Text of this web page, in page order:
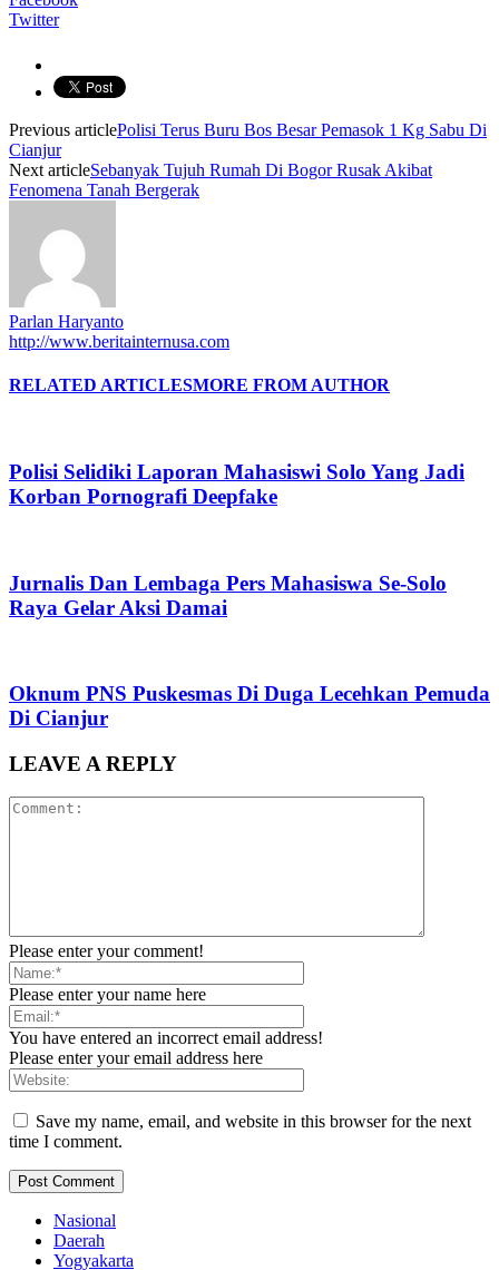
Twitter
Previous articlePolisi Terus Buru Bos Besar Pemasok 1 Kg Sabu Di
Cianjur
Next articleSebanyak Tujuh Rumah Di Bogor Rusak Akibat
Fenomena Tanah Bergerak
Parlan Haryanto
http://www.beritainternusa.com
RELATED ARTICLESMORE FROM AUTHOR
Polisi Selidiki Laporan Mahasiswi Solo Yang Jadi
Korban Pornografi Deepfake
Jurnalis Dan Lembaga Pers Mahasiswa Se-Solo
Raya Gelar Aksi Damai
Oknum PNS Puskesmas Di Duga Lecehkan Pemuda
Di Cianjur
LEAVE A REPLY
Please enter your comment!
Please enter your name here
You have entered an incorrect email address!
Please enter your email address here
Save my name, email, and website in this browser for the next
time I comment.
Nasional
Daerah
Yogyakarta